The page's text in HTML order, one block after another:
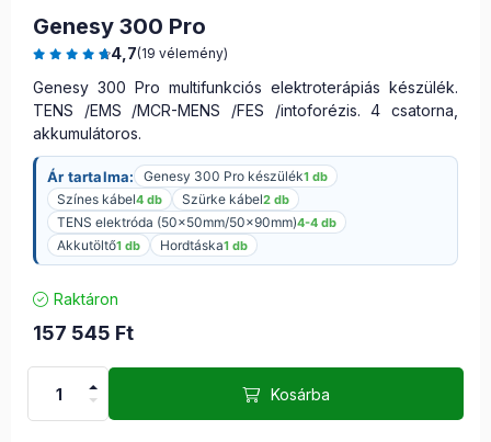
Genesy 300 Pro
4,7(19 vélemény)
Genesy 300 Pro multifunkciós elektroterápiás készülék.
TENS /EMS /MCR-MENS /FES /intoforézis. 4 csatorna,
akkumulátoros.
Ár tartalma: Genesy 300 Pro készülék1 db
Színes kábel4 db Szürke kábel2 db
TENS elektróda (50x50mm/50x90mm)4-4 db
Akkutöltő1 db Hordtáska1 db
Raktáron
157 545 Ft
Kosárba